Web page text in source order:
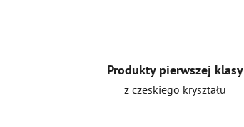
Produkty pierwszej klasy
z czeskiego kryształu